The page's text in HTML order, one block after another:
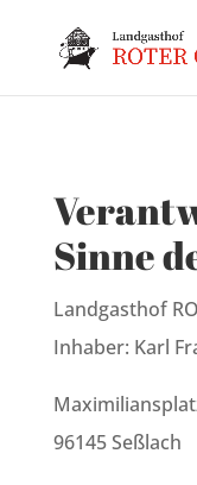
Sinne
Landgasthof
Inhaber: Karl
96145 Seßlach